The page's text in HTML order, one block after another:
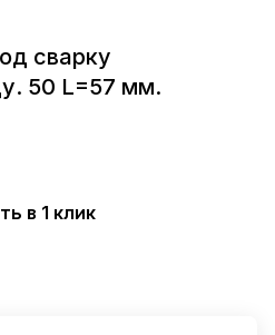
сварку
50 L=57 мм.
в 1 клик